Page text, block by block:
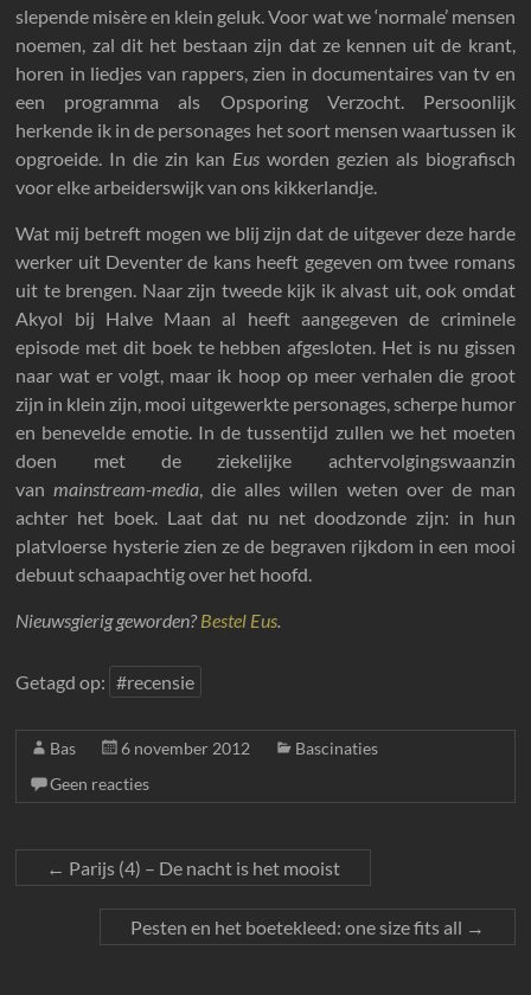
slepende misère en klein geluk. Voor wat we ‘normale’ mensen
noemen, zal dit het bestaan zijn dat ze kennen uit de krant,
horen in liedjes van rappers, zien in documentaires van tv en
een programma als Opsporing Verzocht. Persoonlijk
herkende ik in de personages het soort mensen waartussen ik
opgroeide. In die zin kan Eus worden gezien als biografisch
voor elke arbeiderswijk van ons kikkerlandje.
Wat mij betreft mogen we blij zijn dat de uitgever deze harde
werker uit Deventer de kans heeft gegeven om twee romans
uit te brengen. Naar zijn tweede kijk ik alvast uit, ook omdat
Akyol bij Halve Maan al heeft aangegeven de criminele
episode met dit boek te hebben afgesloten. Het is nu gissen
naar wat er volgt, maar ik hoop op meer verhalen die groot
zijn in klein zijn, mooi uitgewerkte personages, scherpe humor
en benevelde emotie. In de tussentijd zullen we het moeten
doen met de ziekelijke achtervolgingswaanzin
vanmainstream-media, die alles willen weten over de man
achter het boek. Laat dat nu net doodzonde zijn: in hun
platvloerse hysterie zien ze de begraven rijkdom in een mooi
debuut schaapachtig over het hoofd.
Nieuwsgierig geworden?Bestel Eus.
Getagd op: #recensie
Bas 6 november 2012
Bascinaties
Geen reacties
← Parijs (4) – De nacht is het mooist
Pesten en het boetekleed: one size fits all →